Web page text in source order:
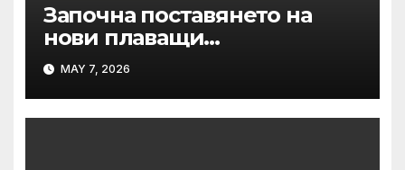
Започна поставянето на
нови плаващи
навигационни знаци в
българо-румънския участък
на река Дунав
MAY 7, 2026